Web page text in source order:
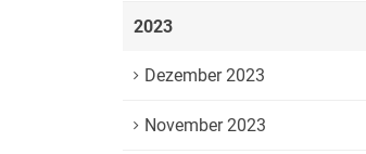
2023
Dezember 2023
November 2023